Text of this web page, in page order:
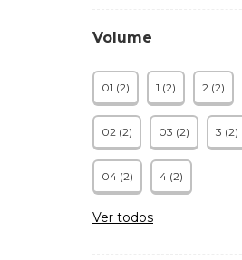
Volume
01 (2) 1 (2) 2 (2)
02 (2) 03 (2) 3 (2)
04 (2) 4 (2)
Ver todos